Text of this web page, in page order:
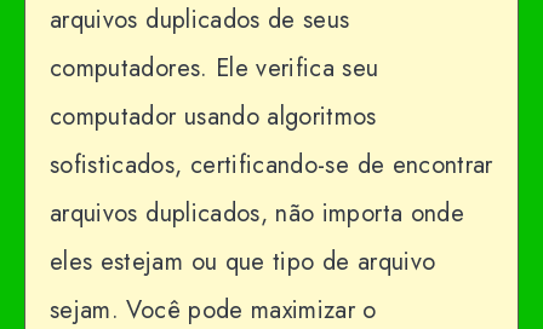
arquivos duplicados de seus
computadores. Ele verifica seu
computador usando algoritmos
sofisticados, certificando-se de encontrar
arquivos duplicados, não importa onde
eles estejam ou que tipo de arquivo
sejam. Você pode maximizar o